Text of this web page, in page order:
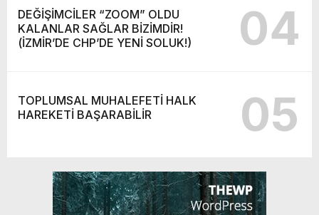
DEĞİŞİMCİLER “ZOOM” OLDU
KALANLAR SAĞLAR BİZİMDİR!
(İZMİR’DE CHP’DE YENİ SOLUK!)
04
TOPLUMSAL MUHALEFETİ HALK
HAREKETİ BAŞARABİLİR
05